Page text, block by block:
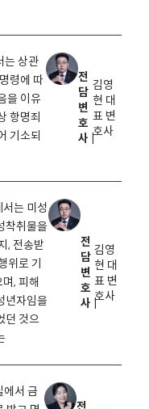
는 상관
령에 따
을 이유
항명죄
기소되
전
담
변
호
사 |
김영
현 대
표 변
호사
는 미성
착취물을
, 전송받
위로 기
, 피해
년자임을
던 것으
전
담
변
호
사 |
김영
현 대
표 변
호사
에서 금